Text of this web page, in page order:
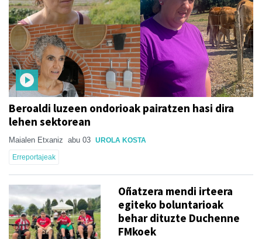
Beroaldi luzeen ondorioak pairatzen hasi dira
lehen sektorean
Maialen Etxaniz abu 03 UROLA KOSTA
Erreportajeak
Oñatzera mendi irteera
egiteko boluntarioak
behar dituzte Duchenne
FMkoek